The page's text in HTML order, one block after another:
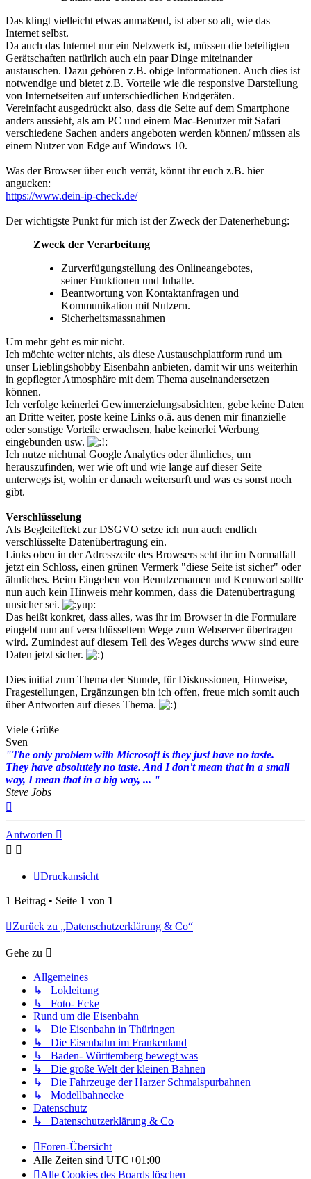
Das klingt vielleicht etwas anmaßend, ist aber so alt, wie das
Internet selbst.
Da auch das Internet nur ein Netzwerk ist, müssen die beteiligten
Gerätschaften natürlich auch ein paar Dinge miteinander
austauschen. Dazu gehören z.B. obige Informationen. Auch dies ist
notwendige und bietet z.B. Vorteile wie die responsive Darstellung
von Internetseiten auf unterschiedlichen Endgeräten.
Vereinfacht ausgedrückt also, dass die Seite auf dem Smartphone
anders aussieht, als am PC und einem Mac-Benutzer mit Safari
verschiedene Sachen anders angeboten werden können/ müssen als
einem Nutzer von Edge auf Windows 10.
Was der Browser über euch verrät, könnt ihr euch z.B. hier
angucken:
https://www.dein-ip-check.de/
Der wichtigste Punkt für mich ist der Zweck der Datenerhebung:
Zweck der Verarbeitung
Zurverfügungstellung des Onlineangebotes,
seiner Funktionen und Inhalte.
Beantwortung von Kontaktanfragen und
Kommunikation mit Nutzern.
Sicherheitsmassnahmen
Um mehr geht es mir nicht.
Ich möchte weiter nichts, als diese Austauschplattform rund um
unser Lieblingshobby Eisenbahn anbieten, damit wir uns weiterhin
in gepflegter Atmosphäre mit dem Thema auseinandersetzen
können.
Ich verfolge keinerlei Gewinnerzielungsabsichten, gebe keine Daten
an Dritte weiter, poste keine Links o.ä. aus denen mir finanzielle
oder sonstige Vorteile erwachsen, habe keinerlei Werbung
eingebunden usw.
Ich nutze nichtmal Google Analytics oder ähnliches, um
herauszufinden, wer wie oft und wie lange auf dieser Seite
unterwegs ist, wohin er danach weitersurft und was es sonst noch
gibt.
Verschlüsselung
Als Begleiteffekt zur DSGVO setze ich nun auch endlich
verschlüsselte Datenübertragung ein.
Links oben in der Adresszeile des Browsers seht ihr im Normalfall
jetzt ein Schloss, einen grünen Vermerk "diese Seite ist sicher" oder
ähnliches. Beim Eingeben von Benutzernamen und Kennwort sollte
nun auch kein Hinweis mehr kommen, dass die Datenübertragung
unsicher sei.
Das heißt konkret, dass alles, was ihr im Browser in die Formulare
eingebt nun auf verschlüsseltem Wege zum Webserver übertragen
wird. Zumindest auf diesem Teil des Weges durchs www sind eure
Daten jetzt sicher.
Dies initial zum Thema der Stunde, für Diskussionen, Hinweise,
Fragestellungen, Ergänzungen bin ich offen, freue mich somit auch
über Antworten auf dieses Thema.
Viele Grüße
Sven
"The only problem with Microsoft is they just have no taste.
They have absolutely no taste. And I don't mean that in a small
way, I mean that in a big way, ... "
Steve Jobs
Antworten
Druckansicht
1 Beitrag • Seite 1 von 1
Zurück zu „Datenschutzerklärung & Co“
Gehe zu
Allgemeines
↳ Lokleitung
↳ Foto- Ecke
Rund um die Eisenbahn
↳ Die Eisenbahn in Thüringen
↳ Die Eisenbahn im Frankenland
↳ Baden- Württemberg bewegt was
↳ Die große Welt der kleinen Bahnen
↳ Die Fahrzeuge der Harzer Schmalspurbahnen
↳ Modellbahnecke
Datenschutz
↳ Datenschutzerklärung & Co
Foren-Übersicht
Alle Zeiten sind UTC+01:00
Alle Cookies des Boards löschen